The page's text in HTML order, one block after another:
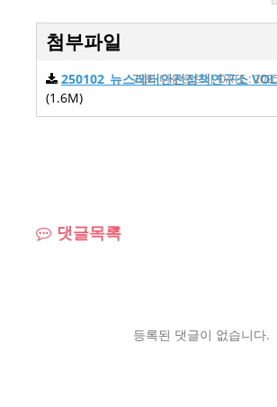
첨부파일
250102_뉴스레터안전정책연구소
(1.6M)
72회 다운로드 | DATE :
댓글목록
등록된 댓글이 없습니다.